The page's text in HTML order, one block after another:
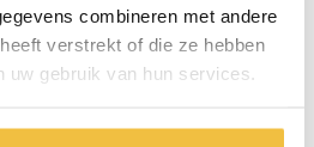
combineren met andere
verstrekt of die ze hebben
uw gebruik van hun services.
gingen u voor